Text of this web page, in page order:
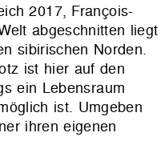
2017, François-
abgeschnitten liegt
sibirischen Norden.
ist hier auf den
ein Lebensraum
ist. Umgeben
ihren eigenen